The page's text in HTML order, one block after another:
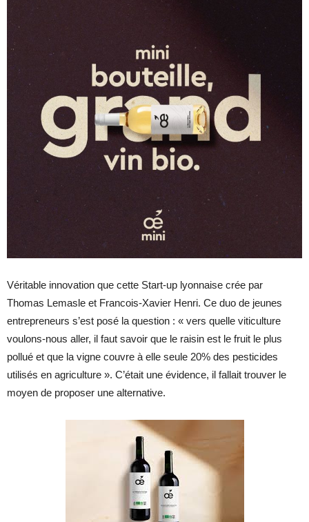
Véritable innovation que cette Start-up lyonnaise crée par
Thomas Lemasle et Francois-Xavier Henri. Ce duo de jeunes
entrepreneurs s’est posé la question : « vers quelle viticulture
voulons-nous aller, il faut savoir que le raisin est le fruit le plus
pollué et que la vigne couvre à elle seule 20% des pesticides
utilisés en agriculture ». C’était une évidence, il fallait trouver le
moyen de proposer une alternative.